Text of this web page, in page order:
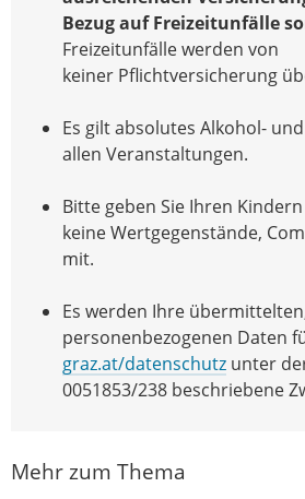
Bezug auf Freizeitunfälle
Freizeitunfälle werden von
keiner Pflichtversicherung
Es gilt absolutes Alkohol-
allen Veranstaltungen.
Bitte geben Sie Ihren
keine Wertgegenstände,
mit.
Es werden Ihre
personenbezogenen Daten
graz.at/datenschutz unter
0051853/238 beschriebene
Mehr zum Thema